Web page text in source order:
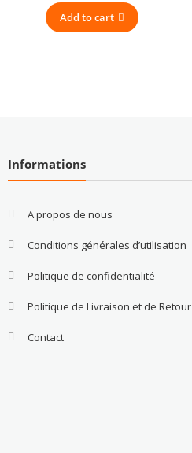
Add to cart
Informations
A propos de nous
Conditions générales d’utilisation
Politique de confidentialité
Politique de Livraison et de Retour
Contact